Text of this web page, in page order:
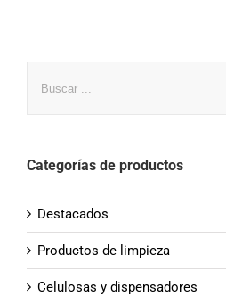
Categorías de productos
Destacados
Productos de limpieza
Celulosas y dispensadores